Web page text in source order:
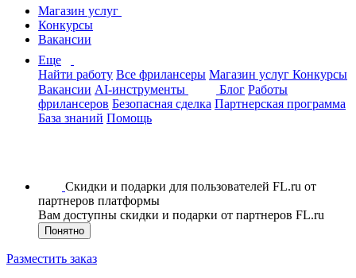
Магазин услуг
Конкурсы
Вакансии
Еще
Найти работу Все фрилансеры Магазин услуг Конкурсы
Вакансии AI-инструменты Блог Работы
фрилансеров Безопасная сделка Партнерская программа
База знаний Помощь
Скидки и подарки для пользователей FL.ru от
партнеров платформы
Вам доступны скидки и подарки от партнеров FL.ru
Понятно
Разместить заказ